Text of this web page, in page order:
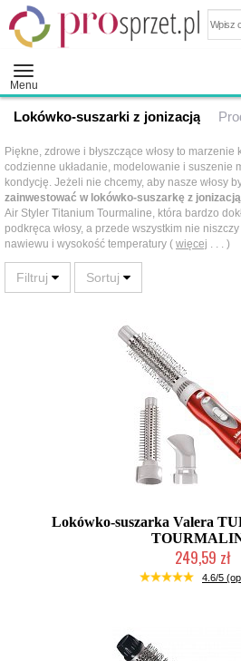
Menu
Lokówko-suszarki z jonizacją
Piękne, zdrowe i błyszczące włosy to marzenie
codzienne układanie, modelowanie i suszenie
kondycję. Jeżeli nie chcemy, aby nasze włosy
zainwestować w lokówko-suszarkę z jonizacją
Air Styler Titanium Tourmaline, która bardzo
podkręca włosy, a przede wszystkim nie
nawiewu i wysokość temperatury ( więcej . . . )
Lokówko-suszarka Valera
249,59 zł
Duża ilość (wysyłka
4.6/5